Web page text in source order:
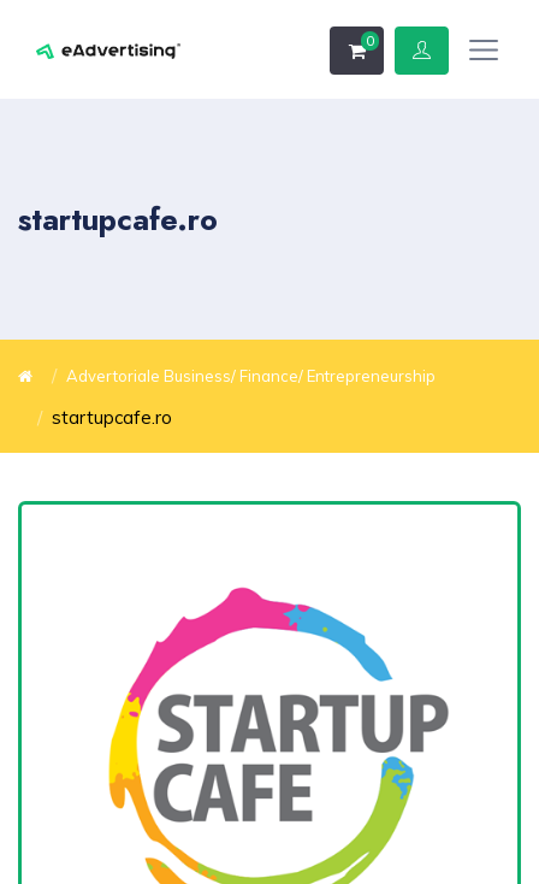
0
startupcafe.ro
Advertoriale Business/ Finance/ Entrepreneurship
startupcafe.ro